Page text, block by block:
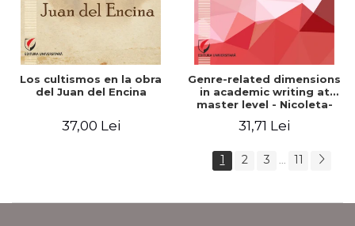
Los cultismos en la obra
del Juan del Encina
37,00 Lei
Genre-related dimensions
in academic writing at
master level - Nicoleta-
31,71 Lei
1 2 3 ... 11